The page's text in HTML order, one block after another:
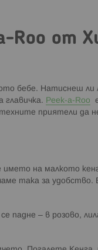
Roo от
бебе. Натиснеш ли
главичка. Peek-a-Roo
приятели да
името на малкото
така за
падне – в розово,